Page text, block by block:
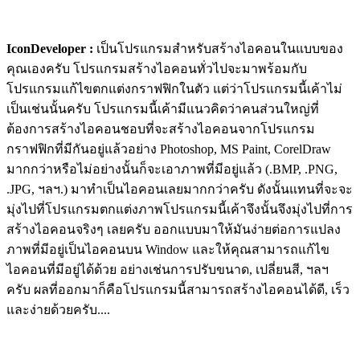
IconDeveloper : เป็นโปรแกรมสำหรับสร้างไอคอนในแบบของ
คุณเองครับ โปรแกรมสร้างไอคอนทั่วไปจะมาพร้อมกับ
โปรแกรมแก้ไขตกแต่งกราฟฟิกในตัว แต่ว่าโปรแกรมนี้เค้าไม่
เป็นเช่นนั้นครับ โปรแกรมนี้เค้ามีแนวคิดว่าคนส่วนใหญ่ที่
ต้องการสร้างไอคอนชอบที่จะสร้างไอคอนจากโปรแกรม
กราฟฟิกที่มีกันอยู่แล้วอย่าง Photoshop, MS Paint, CorelDraw
มากกว่าหรือไม่อย่างนั้นก็จะเอาภาพที่มีอยู่แล้ว (.BMP, .PNG,
.JPG, ฯลฯ.) มาทำเป็นไอคอนเลยมากกว่าครับ ดังนั้นแทนที่จะจะ
มุ่งไปที่โปรแกรมตกแต่งภาพโปรแกรมนี้เค้าจึงนั้นจึงมุ่งไปที่การ
สร้างไอคอนจริงๆ เลยครับ ออกแบบมาให้มันง่ายต่อการแปลง
ภาพที่มีอยู่เป็นไอคอนบน Window และให้คุณสามารถแก้ไข
ไอคอนที่มีอยู่ได้ด้วย อย่างเช่นการปรับขนาด, เปลี่ยนสี, ฯลฯ
ครับ ผลที่ออกมาก็คือโปรแกรมนี้สามารถสร้างไอคอนได้ดี, เร็ว
และง่ายด้วยครับ....